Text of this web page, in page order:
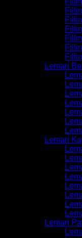
Lemari
Lemari
Lemari